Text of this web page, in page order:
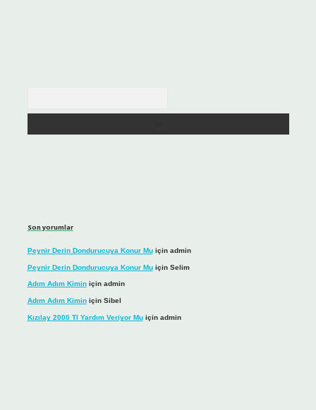
Son yorumlar
Peynir Derin Dondurucuya Konur Muiçin admin
Peynir Derin Dondurucuya Konur Muiçin Selim
Adım Adım Kiminiçin admin
Adım Adım Kiminiçin Sibel
Kızılay 2000 Tl Yardım Veriyor Muiçin admin